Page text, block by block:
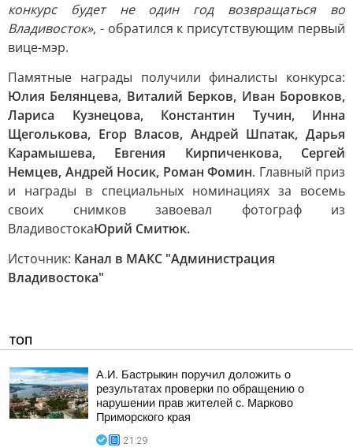
конкурс будет не один год возвращаться во
Владивосток», - обратился к присутствующим первый
вице-мэр.
Памятные награды получили финалисты конкурса:
Юлия Белянцева, Виталий Берков, Иван Боровков,
Лариса Кузнецова, Константин Тучин, Инна
Щеголькова, Егор Власов, Андрей Шпатак, Дарья
Карамышева, Евгения Кирпиченкова, Сергей
Немцев, Андрей Носик, Роман Фомин. Главный приз
и награды в специальных номинациях за восемь
своих снимков завоевал фотограф из
ВладивостокаЮрий Смитюк.
Источник: Канал в МАКС "Администрация
Владивостока"
ТОП
А.И. Бастрыкин поручил доложить о
результатах проверки по обращению о
нарушении прав жителей с. Марково
Приморского края
21:29